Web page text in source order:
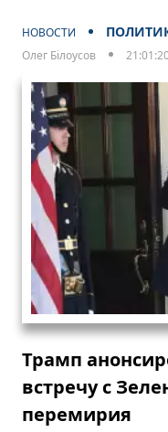
НОВОСТИ
Олег Білоусов
Трамп
встречу с
перемирия